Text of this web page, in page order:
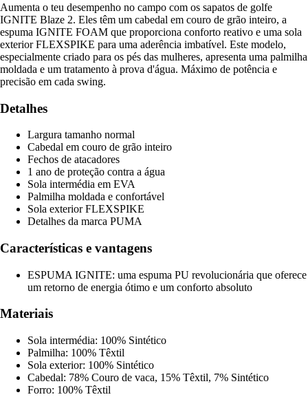
Aumenta o teu desempenho no campo com os sapatos de golfe
IGNITE Blaze 2. Eles têm um cabedal em couro de grão inteiro, a
espuma IGNITE FOAM que proporciona conforto reativo e uma sola
exterior FLEXSPIKE para uma aderência imbatível. Este modelo,
especialmente criado para os pés das mulheres, apresenta uma palmilha
moldada e um tratamento à prova d'água. Máximo de potência e
precisão em cada swing.
Detalhes
Largura tamanho normal
Cabedal em couro de grão inteiro
Fechos de atacadores
1 ano de proteção contra a água
Sola intermédia em EVA
Palmilha moldada e confortável
Sola exterior FLEXSPIKE
Detalhes da marca PUMA
Características e vantagens
ESPUMA IGNITE: uma espuma PU revolucionária que oferece
um retorno de energia ótimo e um conforto absoluto
Materiais
Sola intermédia: 100% Sintético
Palmilha: 100% Têxtil
Sola exterior: 100% Sintético
Cabedal: 78% Couro de vaca, 15% Têxtil, 7% Sintético
Forro: 100% Têxtil